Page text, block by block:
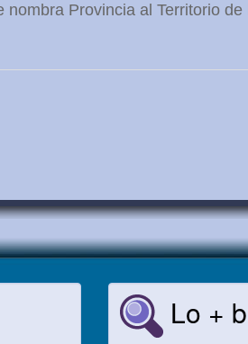
nombra Provincia al Territorio de
Lo +